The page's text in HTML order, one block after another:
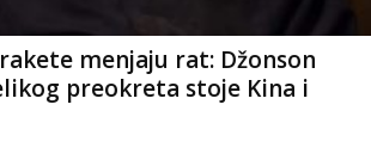
menjaju rat: Džonson
preokreta stoje Kina i